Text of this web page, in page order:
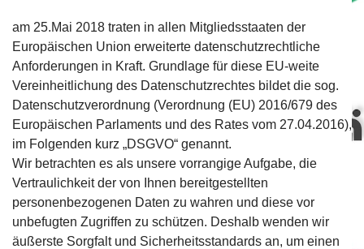
Bei unserem Partner "Fitness Complete" erhalten
für das Fit bleiben.Mehr....
Bewegte Impression unseres Vereins.Mehr...
am 25.Mai 2018 traten in allen Mitgliedsstaaten der
Europäischen Union erweiterte datenschutzrechtliche
Anforderungen in Kraft. Grundlage für diese EU-weite
Vereinheitlichung des Datenschutzrechtes bildet die sog.
Datenschutzverordnung (Verordnung (EU) 2016/679 des
Europäischen Parlaments und des Rates vom 27.04.2016),
im Folgenden kurz „DSGVO“ genannt.
Wir betrachten es als unsere vorrangige Aufgabe, die
Vertraulichkeit der von Ihnen bereitgestellten
personenbezogenen Daten zu wahren und diese vor
unbefugten Zugriffen zu schützen. Deshalb wenden wir
äußerste Sorgfalt und Sicherheitsstandards an, um einen